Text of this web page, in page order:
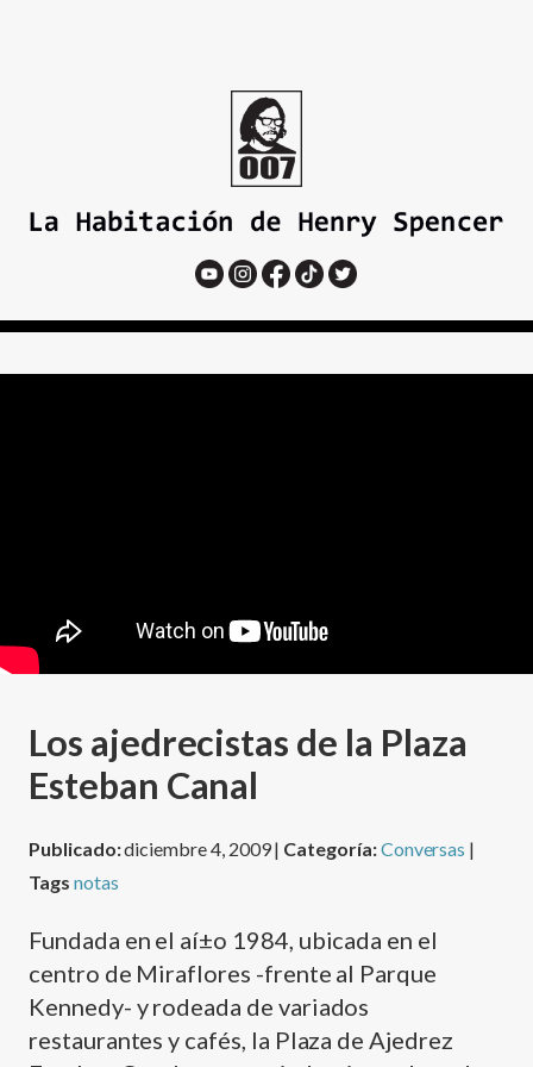
Los ajedrecistas de la Plaza
Esteban Canal
Publicado:diciembre 4, 2009 | Categoría:Conversas |
Tags notas
Fundada en el aí±o 1984, ubicada en el
centro de Miraflores -frente al Parque
Kennedy- y rodeada de variados
restaurantes y cafés, la Plaza de Ajedrez